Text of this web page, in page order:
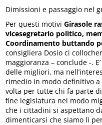
Dimissioni e passaggio nel
Per questi motiviGirasole
vicesegretario politico,
Coordinamento buttando
consigliera Dosio ci
maggioranza – conclude -.
delle migliori, ma
rimedio in modo definitivo
volta per tutte chi fa parte
fine legislatura nel modo
che i cittadini si aspettano
dimenticarsi che siamo lì